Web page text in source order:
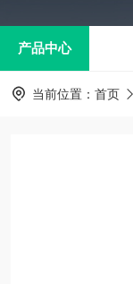
产品中心
当前位置： 首页